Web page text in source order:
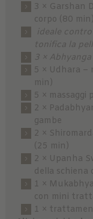
3 × Garshan
corpo (80 min)
ideale
tonifica la
3 ×
5 × Udhara –
min)
5 × massaggi
2 ×
gambe
2 ×
(25 min)
2 × Upanha
della schiena
1 ×
con mini
1 ×